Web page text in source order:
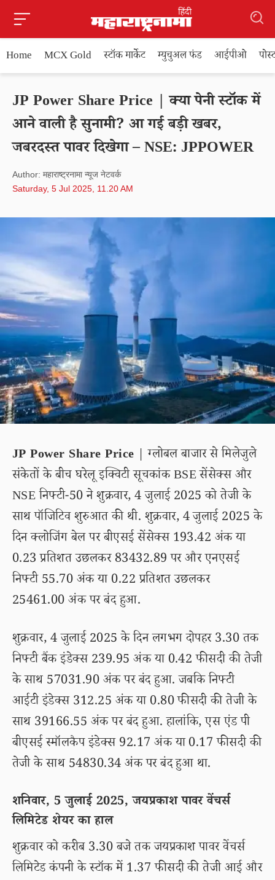
Home MCX Gold स्टॉक मार्केट म्युचुअल फंड आईपीओ
JP Power Share Price | क्या पेनी स्टॉक में
आने वाली है सुनामी? आ गई बड़ी खबर,
जबरदस्त पावर दिखेगा – NSE: JPPOWER
Author: महाराष्ट्रनामा न्यूज नेटवर्क
Saturday, 5 Jul 2025, 11.20 AM
JP Power Share Price | ग्लोबल बाजार से मिलेजुले
संकेतों के बीच घरेलू इक्विटी सूचकांक BSE सेंसेक्स और
NSE निफ्टी-50 ने शुक्रवार, 4 जुलाई 2025 को तेजी के
साथ पॉजिटिव शुरुआत की थी. शुक्रवार, 4 जुलाई 2025 के
दिन क्लोजिंग बेल पर बीएसई सेंसेक्स 193.42 अंक या
0.23 प्रतिशत उछलकर 83432.89 पर और एनएसई
निफ्टी 55.70 अंक या 0.22 प्रतिशत उछलकर
25461.00 अंक पर बंद हुआ.
शुक्रवार, 4 जुलाई 2025 के दिन लगभग दोपहर 3.30 तक
निफ्टी बैंक इंडेक्स 239.95 अंक या 0.42 फीसदी की तेजी
के साथ 57031.90 अंक पर बंद हुआ. जबकि निफ्टी
आईटी इंडेक्स 312.25 अंक या 0.80 फीसदी की तेजी के
साथ 39166.55 अंक पर बंद हुआ. हालांकि, एस एंड पी
बीएसई स्मॉलकैप इंडेक्स 92.17 अंक या 0.17 फीसदी की
तेजी के साथ 54830.34 अंक पर बंद हुआ था.
शनिवार, 5 जुलाई 2025, जयप्रकाश पावर वेंचर्स
लिमिटेड शेयर का हाल
शुक्रवार को करीब 3.30 बजे तक जयप्रकाश पावर वेंचर्स
लिमिटेड कंपनी के स्टॉक में 1.37 फीसदी की तेजी आई और